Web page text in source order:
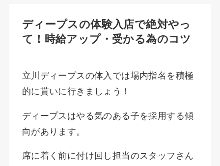
ディープスの体験入店で絶対やっ
て！時給アップ・受かる為のコツ
立川ディープスの体入では場内指名を積極
的に貰いに行きましょう！
ディープスはやる気のある子を採用する傾
向があります。
席に着く前に付け回し担当のスタッフさん